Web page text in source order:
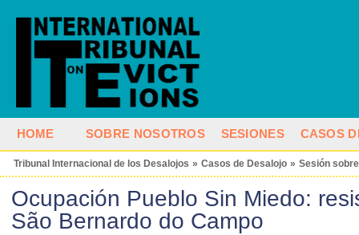
HOME SOBRE NOSOTROS SESIONES CASOS
Tribunal Internacional de los Desalojos » Casos de Desalojo » Sesión
Ocupación Pueblo Sin Miedo:
São Bernardo do Campo